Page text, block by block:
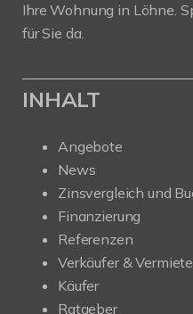
Ihre Wohnung in Löhne.
für Sie da.
INHALT
Angebote
News
Zinsvergleich und
Finanzierung
Referenzen
Verkäufer &
Käufer
Ratgeber